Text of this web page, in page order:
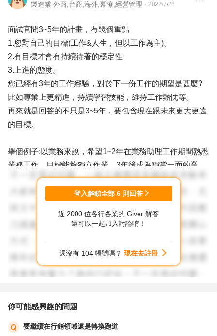
製造業 外商,台商,海外,幕僚,經營管理 ・ 2022/7/28
面試官問3~5年的計畫，有幾個重點
1.您對自己的目標(工作&人生，但以工作為主)。
2.有目標才會有持續待著的穩定性
3.上進的態度。
您已經有3年的工作經驗，對於下一份工作的期望是甚麼?
比如專業上更精進，持續學習技能，維持工作熱忱等。
再來就是回答的不只是3~5年，要包含現在跟未來更大更遠
的目標。
舉個例子:以業務來說，希望1~2年在業務助理工作期間熟悉
業務工作，目標能夠獨立作業，3年後成為獨當一面的業
務，3~5年持續將業務工作熟悉精進，並計畫在工作上手
時，再進行領域延伸(比如說:對程式語言有興趣，或是對材
質有興趣，或是EMBA等)。 撇除不可預期，要有目標才會
有規劃，進而有行動。
登入解鎖全部 6 則回答
近 2000 位各行各業的 Giver 解答
還可以一起加入討論唷！
還沒有 104 帳號嗎？ 現在去註冊
你可能感興趣的問題
要繼續在行銷領域還是轉換跑道